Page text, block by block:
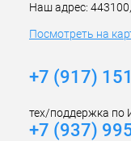
Наш адрес:
Посмотреть на
+7 (917)
тех/поддержка по
+7 (937)